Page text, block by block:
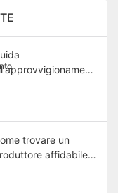
trovare un
affidabile